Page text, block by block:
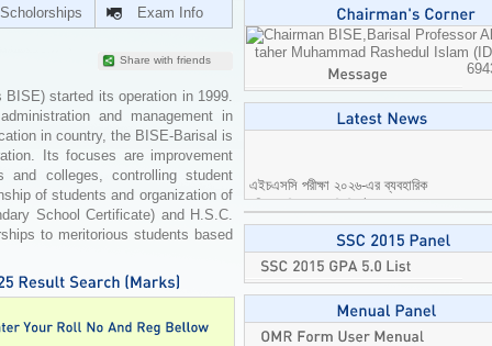
Scholorships Exam Info
Share with friends
started its operation in 1999.
and management in
in country, the BISE-Barisal is
Its focuses are improvement
and colleges, controlling student
of students and organization of
School Certificate) and H.S.C.
to meritorious students based
Professor
taher Muhammad Rashedul Islam
পরীক্ষার বিষয়ে জরুরি নির্দেশনা।2026-08-
04